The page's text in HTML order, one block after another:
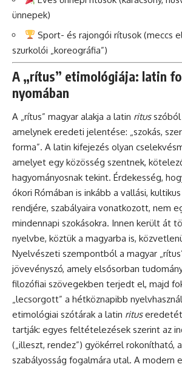
ünnepek)
Sport- és rajongói rítusok (meccs
szurkolói „koreográfia”)
A „rítus” etimológiája: latin
nyomában
A „rítus” magyar alakja a latin ritusszóból
amelynek eredeti jelentése: „szokás,
forma”. A latin kifejezés olyan
amelyet egy közösség szentnek,
hagyományosnak tekint. Érdekesség,
ókori Rómában is inkább a vallási,
rendjére, szabályaira vonatkozott, nem
mindennapi szokásokra. Innen került át
nyelvbe, köztük a magyarba is,
Nyelvészeti szempontból a magyar
jövevényszó, amely elsősorban
filozófiai szövegekben terjedt el, majd
„lecsorgott” a hétköznapibb
etimológiai szótárak a latin rituseredetét
tartják: egyes feltételezések szerint az
(„illeszt, rendez”) gyökérrel rokonítható,
szabályosság fogalmára utal. A modern